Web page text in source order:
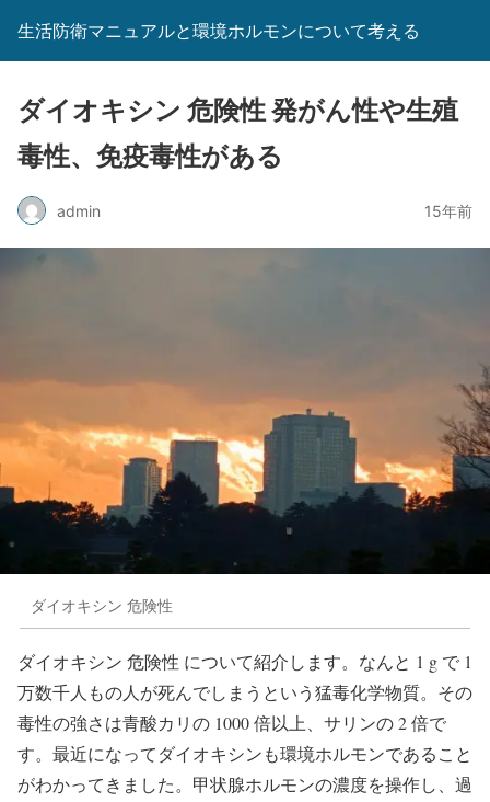
生活防衛マニュアルと環境ホルモンについて考える
ダイオキシン 危険性 発がん性や生殖
毒性、免疫毒性がある
admin 15年前
ダイオキシン 危険性
ダイオキシン 危険性 について紹介します。なんと 1 g で 1
万数千人もの人が死んでしまうという猛毒化学物質。その
毒性の強さは青酸カリの 1000 倍以上、サリンの 2 倍で
す。最近になってダイオキシンも環境ホルモンであること
がわかってきました。甲状腺ホルモンの濃度を操作し、過